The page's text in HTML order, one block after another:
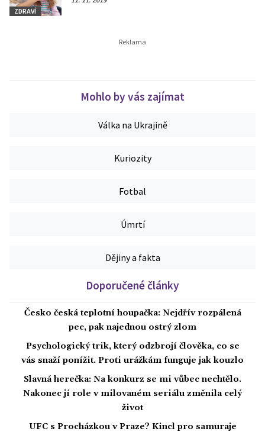
ZDRAVÍ
Mohlo by vás zajímat
Válka na Ukrajině
Kuriozity
Fotbal
Úmrtí
Dějiny a fakta
Doporučené články
Česko česká teplotní houpačka: Nejdřív rozpálená
pec, pak najednou ostrý zlom
Psychologický trik, který odzbrojí člověka, co se
vás snaží ponížit. Proti urážkám funguje jak kouzlo
Slavná herečka: Na konkurz se mi vůbec nechtělo.
Nakonec jí role v milovaném seriálu změnila celý
život
UFC s Procházkou v Praze? Kincl pro samuraje